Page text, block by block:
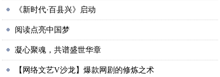
《新时代·百县兴》启动
阅读点亮中国梦
凝心聚魂，共谱盛世华章
【网络文艺V沙龙】爆款网剧的修炼之术